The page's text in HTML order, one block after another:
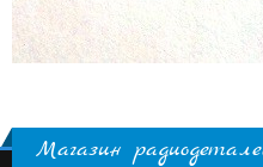
Магазин